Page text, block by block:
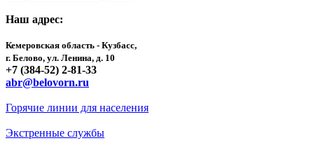
Наш адрес:
Кемеровская область - Кузбасс,
г. Белово, ул. Ленина, д. 10
+7 (384-52) 2-81-33
abr@belovorn.ru
Горячие линии для населения
Экстренные службы